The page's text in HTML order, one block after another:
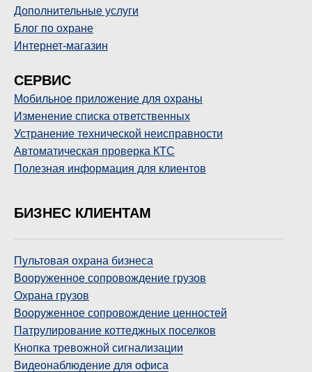
Дополнительные услуги
Блог по охране
Интернет-магазин
СЕРВИС
Мобильное приложение для охраны
Изменение списка ответственных
Устранение технической неисправности
Автоматическая проверка КТС
Полезная информация для клиентов
БИЗНЕС КЛИЕНТАМ
Пультовая охрана бизнеса
Вооруженное сопровождение грузов
Охрана грузов
Вооруженное сопровождение ценностей
Патрулирование коттеджных поселков
Кнопка тревожной сигнализации
Видеонаблюдение для офиса